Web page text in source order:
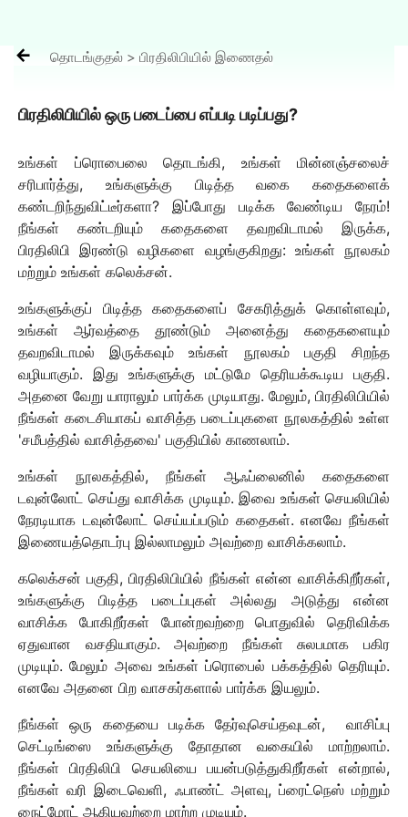
 தொடங்குதல் > பிரதிலிபியில் இணைதல்
பிரதிலிபியில் ஒரு படைப்பை எப்படி படிப்பது?
உங்கள் ப்ரொபைலை தொடங்கி, உங்கள் மின்னஞ்சலைச்
சரிபார்த்து, உங்களுக்கு பிடித்த வகை கதைகளைக்
கண்டறிந்துவிட்டீர்களா? இப்போது படிக்க வேண்டிய நேரம்!
நீங்கள் கண்டறியும் கதைகளை தவறவிடாமல் இருக்க,
பிரதிலிபி இரண்டு வழிகளை வழங்குகிறது: உங்கள் நூலகம்
மற்றும் உங்கள் கலெக்சன்.
உங்களுக்குப் பிடித்த கதைகளைப் சேகரித்துக் கொள்ளவும்,
உங்கள் ஆர்வத்தை தூண்டும் அனைத்து கதைகளையும்
தவறவிடாமல் இருக்கவும் உங்கள் நூலகம் பகுதி சிறந்த
வழியாகும். இது உங்களுக்கு மட்டுமே தெரியக்கூடிய பகுதி.
அதனை வேறு யாராலும் பார்க்க முடியாது. மேலும், பிரதிலிபியில்
நீங்கள் கடைசியாகப் வாசித்த படைப்புகளை நூலகத்தில் உள்ள
'சமீபத்தில் வாசித்தவை' பகுதியில் காணலாம்.
உங்கள் நூலகத்தில், நீங்கள் ஆஃப்லைனில் கதைகளை
டவுன்லோட் செய்து வாசிக்க முடியும். இவை உங்கள் செயலியில்
நேரடியாக டவுன்லோட் செய்யப்படும் கதைகள். எனவே நீங்கள்
இணையத்தொடர்பு இல்லாமலும் அவற்றை வாசிக்கலாம்.
கலெக்சன் பகுதி, பிரதிலிபியில் நீங்கள் என்ன வாசிக்கிறீர்கள்,
உங்களுக்கு பிடித்த படைப்புகள் அல்லது அடுத்து என்ன
வாசிக்க போகிறீர்கள் போன்றவற்றை பொதுவில் தெரிவிக்க
ஏதுவான வசதியாகும். அவற்றை நீங்கள் சுலபமாக பகிர
முடியும். மேலும் அவை உங்கள் ப்ரொபைல் பக்கத்தில் தெரியும்.
எனவே அதனை பிற வாசகர்களால் பார்க்க இயலும்.
நீங்கள் ஒரு கதையை படிக்க தேர்வுசெய்தவுடன், வாசிப்பு
செட்டிங்ஸை உங்களுக்கு தோதான வகையில் மாற்றலாம்.
நீங்கள் பிரதிலிபி செயலியை பயன்படுத்துகிறீர்கள் என்றால்,
நீங்கள் வரி இடைவெளி, ஃபாண்ட் அளவு, ப்ரைட்நெஸ் மற்றும்
நைட்மோட் ஆகியவற்றை மாற்ற முடியும்.